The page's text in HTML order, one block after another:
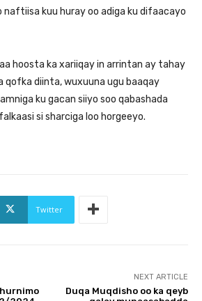
naftiisa kuu huray oo adiga ku difaacayo
hoosta ka xariiqay in arrintan ay tahay
qofka diinta, wuxuuna ugu baaqay
ku gacan siiyo soo qabashada
si sharciga loo horgeeyo.
Twitter
NEXT ARTICLE
Duqa Muqdisho oo ka qeyb